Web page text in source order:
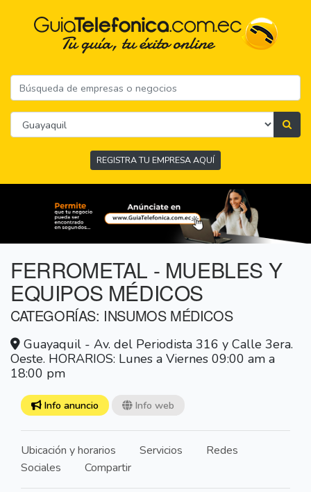
REGISTRA TU EMPRESA AQUÍ
FERROMETAL - MUEBLES Y
EQUIPOS MÉDICOS
CATEGORÍAS: INSUMOS MÉDICOS
Guayaquil - Av. del Periodista 316 y Calle 3era.
Oeste. HORARIOS: Lunes a Viernes 09:00 am a
18:00 pm
Info anuncio Info web
Ubicación y horarios Servicios
Redes
Sociales
Compartir